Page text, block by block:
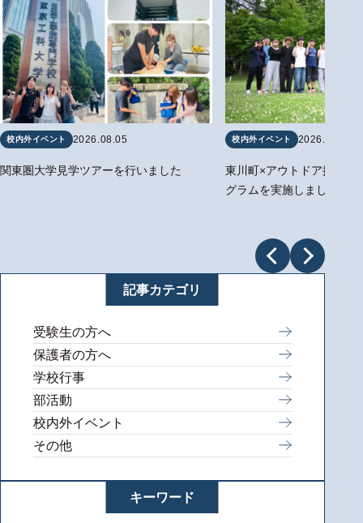
記事カテゴリ
受験生の方へ
保護者の方へ
学校行事
部活動
校内外イベント
その他
キーワード
校内外イベント 2026.08.05
関東圏大学見学ツアーを行いました
校内外イベント 2026.07.14
東川町×アウトドア探究b
グラムを実施しました